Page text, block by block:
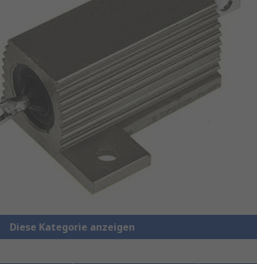
Diese Kategorie anzeigen